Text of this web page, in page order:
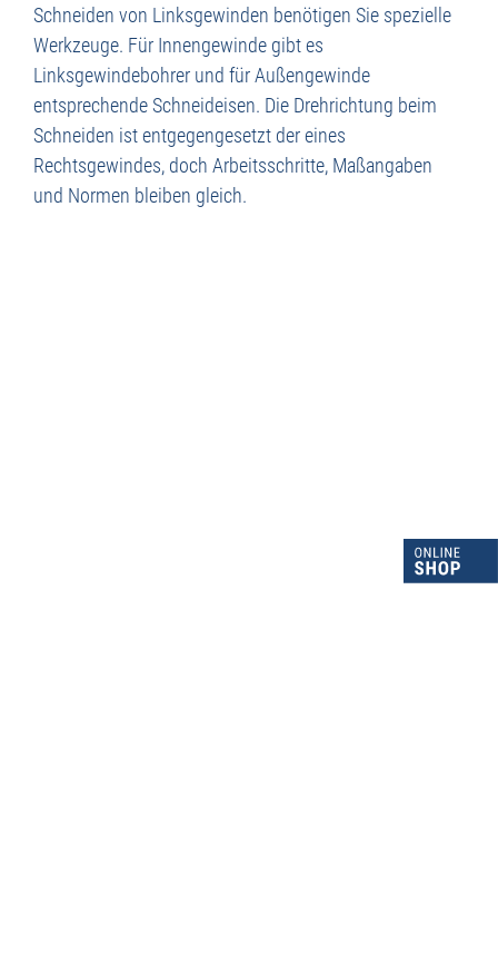
Schneiden von Linksgewinden benötigen Sie spezielle
Werkzeuge. Für Innengewinde gibt es
Linksgewindebohrer und für Außengewinde
entsprechende Schneideisen. Die Drehrichtung beim
Schneiden ist entgegengesetzt der eines
Rechtsgewindes, doch Arbeitsschritte, Maßangaben
und Normen bleiben gleich.